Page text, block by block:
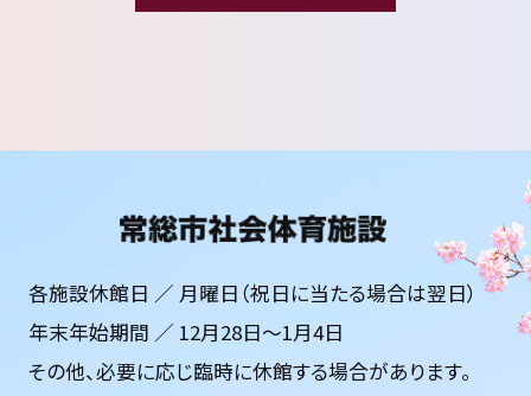
各施設休館日 ／ 月曜日（祝日に当たる場合は翌日）
年末年始期間 ／ 12月28日〜1月4日
その他、必要に応じ臨時に休館する場合があります。